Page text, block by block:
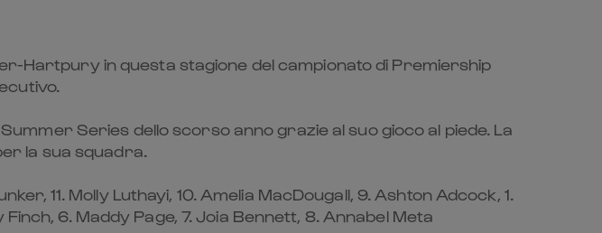
Hartpury in questa stagione del campionato di Premiership
Series dello scorso anno grazie al suo gioco al piede. La
la sua squadra.
11. Molly Luthayi, 10. Amelia MacDougall, 9. Ashton Adcock, 1.
6. Maddy Page, 7. Joia Bennett, 8. Annabel Meta